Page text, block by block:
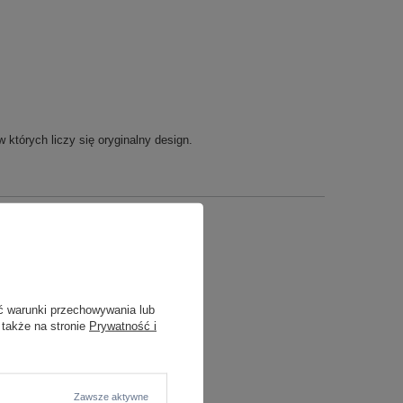
których liczy się oryginalny design.
warunki przechowywania lub
na stronie Prywatność i
Zawsze aktywne